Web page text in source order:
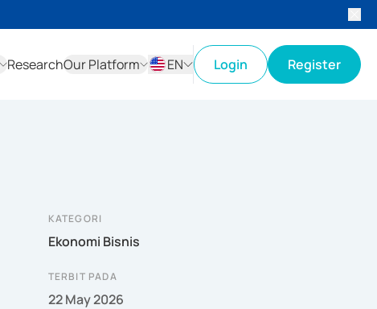
ResearchOur Platform
EN
Login Register
KATEGORI
Ekonomi Bisnis
TERBIT PADA
22 May 2026